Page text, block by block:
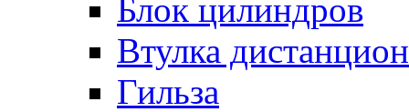
Блок цилиндров
Втулка
Гильза